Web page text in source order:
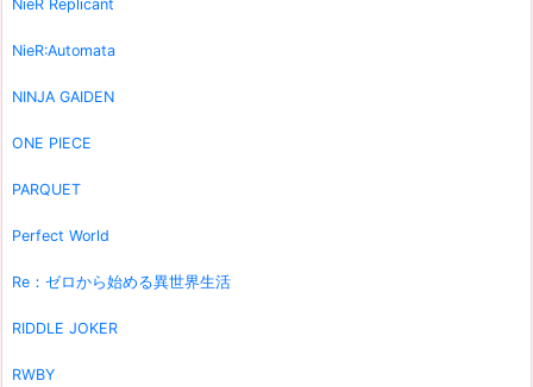
NieR Replicant
NieR:Automata
NINJA GAIDEN
ONE PIECE
PARQUET
Perfect World
Re：ゼロから始める異世界生活
RIDDLE JOKER
RWBY